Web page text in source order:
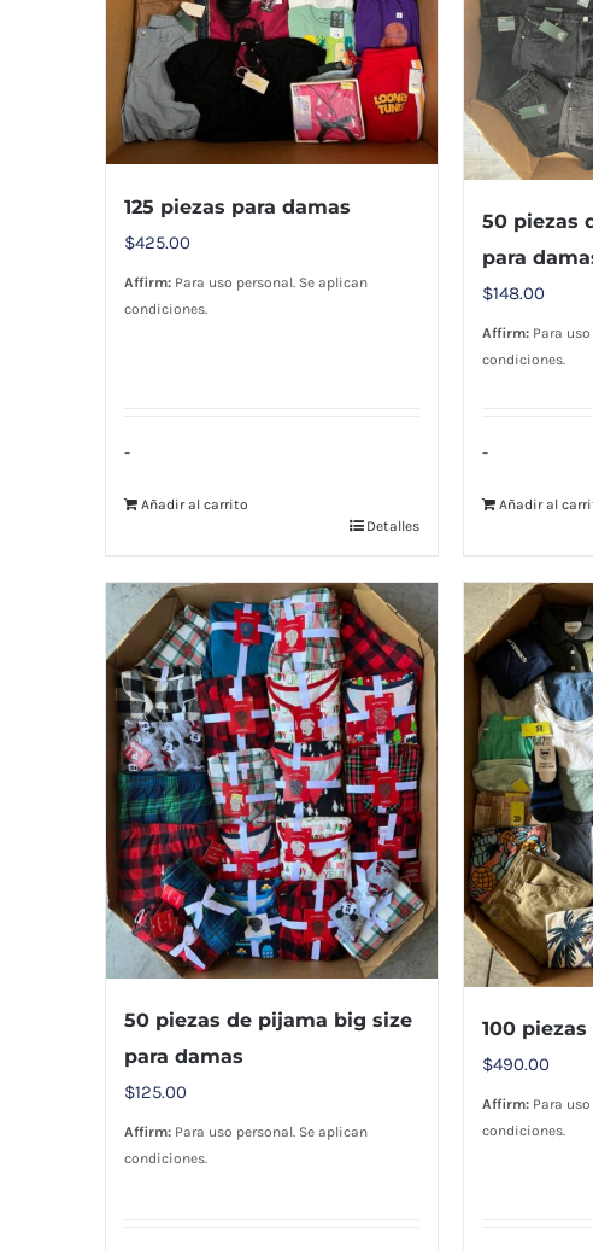
125 piezas para damas
$425.00
Affirm:Para uso personal. Se aplican
condiciones.
-
Añadir al carrito
Detalles
50 piezas
para
$148.00
Affirm: Para
condiciones.
-
Añadir al
50 piezas de pijama big size
para damas
$125.00
Affirm:Para uso personal. Se aplican
condiciones.
100
$490.00
Affirm: Para
condiciones.